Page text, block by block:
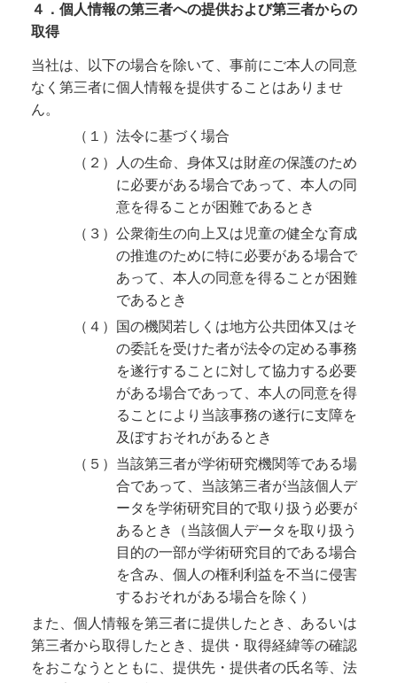
４．個人情報の第三者への提供および第三者からの
取得
当社は、以下の場合を除いて、事前にご本人の同意
なく第三者に個人情報を提供することはありませ
ん。
（１）法令に基づく場合
（２）人の生命、身体又は財産の保護のため
に必要がある場合であって、本人の同
意を得ることが困難であるとき
（３）公衆衛生の向上又は児童の健全な育成
の推進のために特に必要がある場合で
あって、本人の同意を得ることが困難
であるとき
（４）国の機関若しくは地方公共団体又はそ
の委託を受けた者が法令の定める事務
を遂行することに対して協力する必要
がある場合であって、本人の同意を得
ることにより当該事務の遂行に支障を
及ぼすおそれがあるとき
（５）当該第三者が学術研究機関等である場
合であって、当該第三者が当該個人デ
ータを学術研究目的で取り扱う必要が
あるとき（当該個人データを取り扱う
目的の一部が学術研究目的である場合
を含み、個人の権利利益を不当に侵害
するおそれがある場合を除く）
また、個人情報を第三者に提供したとき、あるいは
第三者から取得したとき、提供・取得経緯等の確認
をおこなうとともに、提供先・提供者の氏名等、法